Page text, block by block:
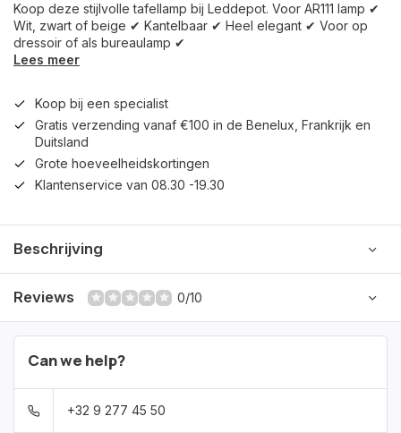
Koop deze stijlvolle tafellamp bij Leddepot. Voor AR111 lamp ✔
Wit, zwart of beige ✔ Kantelbaar ✔ Heel elegant ✔ Voor op
dressoir of als bureaulamp ✔
Lees meer
Koop bij een specialist
Gratis verzending vanaf €100 in de Benelux, Frankrijk en
Duitsland
Grote hoeveelheidskortingen
Klantenservice van 08.30 -19.30
Beschrijving
Reviews 0/10
Can we help?
+32 9 277 45 50